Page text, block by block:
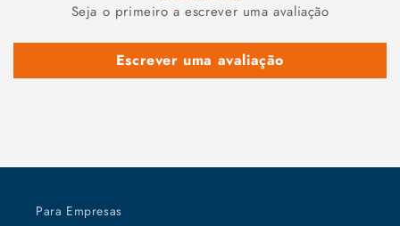
Seja o primeiro a escrever uma avaliação
Escrever uma avaliação
Para Empresas